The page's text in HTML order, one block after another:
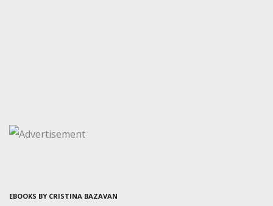
EBOOKS BY CRISTINA BAZAVAN